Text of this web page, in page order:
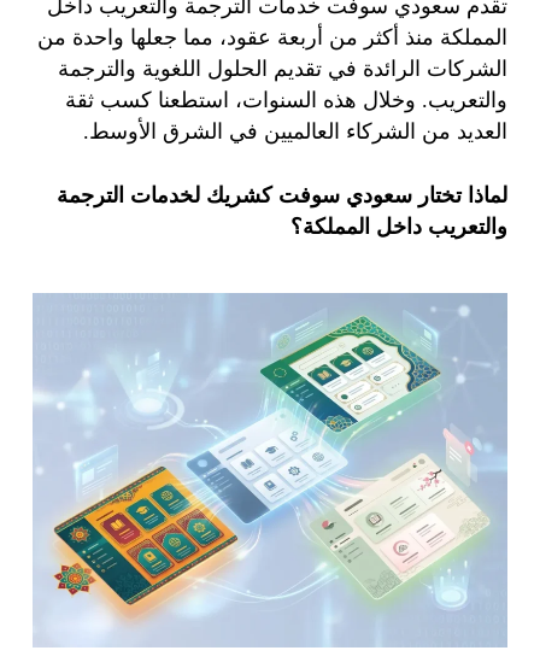
تقدم سعودي سوفت خدمات الترجمة والتعريب داخل
المملكة منذ أكثر من أربعة عقود، مما جعلها واحدة من
الشركات الرائدة في تقديم الحلول اللغوية والترجمة
والتعريب. وخلال هذه السنوات، استطعنا كسب ثقة
العديد من الشركاء العالميين في الشرق الأوسط.
لماذا تختار سعودي سوفت كشريك لخدمات الترجمة
والتعريب داخل المملكة؟